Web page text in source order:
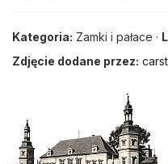
Kategoria: Zamki i pałace ·
Zdjęcie dodane przez: